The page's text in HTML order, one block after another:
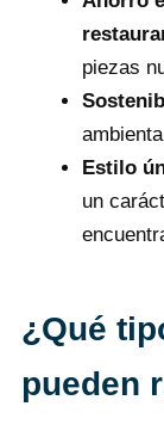
piezas
Estilo
un
¿Qué
pueden